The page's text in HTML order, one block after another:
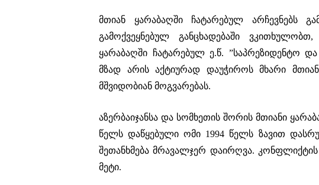
მთიან ყარაბაღში ჩატარებულ არჩევნებს
გამოქვეყნებულ განცხადებაში
ყარაბაღში ჩატარებულ ე.წ. ”საპრეზიდენტო
მზად არის აქტიურად დაუჭიროს მხარი
მშვიდობიან მოგვარებას.
აზერბაიჯანსა და სომხეთის შორის მთიანი
წელს დაწყებული ომი 1994 წელს ზავით
შეთანხმება მრავალჯერ დაირღვა.
მეტი.